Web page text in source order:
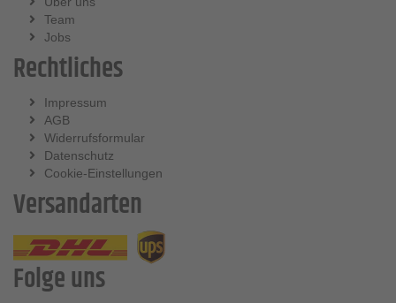
Team
Jobs
Rechtliches
Impressum
AGB
Widerrufsformular
Datenschutz
Cookie-Einstellungen
Versandarten
Folge uns